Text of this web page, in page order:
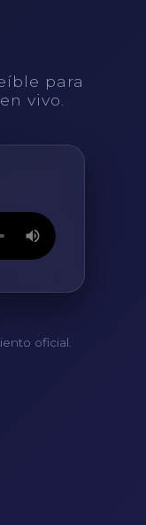
para
vivo.
oficial.